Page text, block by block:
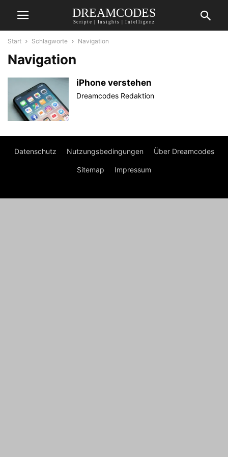
DREAMCODES
Scripte | Insights | Intelligenz
Start Schlagworte Navigation
Navigation
iPhone verstehen
Dreamcodes Redaktion
Datenschutz Nutzungsbedingungen Über Dreamcodes
Sitemap Impressum